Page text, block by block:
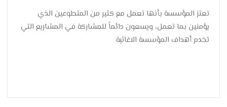
تعتز المؤسسة بأنها تعمل مع كثير من المتطوعين الذي
يؤمنين بما تعمل، ويسعون دائماً للمشاركة في المشاريع التي
تخدم أهداف المؤسسة الاغاثية